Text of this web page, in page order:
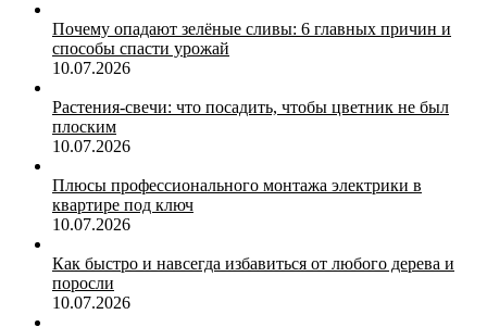
Почему опадают зелёные сливы: 6 главных причин и
способы спасти урожай
10.07.2026
Растения-свечи: что посадить, чтобы цветник не был
плоским
10.07.2026
Плюсы профессионального монтажа электрики в
квартире под ключ
10.07.2026
Как быстро и навсегда избавиться от любого дерева и
поросли
10.07.2026